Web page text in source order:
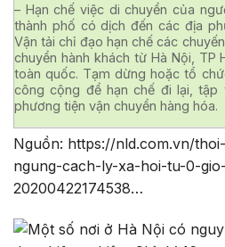
– Hạn chế việc di chuyển của
thành phố có dịch đến các địa
Vận tải chỉ đạo hạn chế các
chuyển hành khách từ Hà Nội, TP
toàn quốc. Tạm dừng hoặc tổ
công cộng để hạn chế đi lại,
phương tiện vận chuyển hàng hóa.
Nguồn: https://nld.com.vn/
ngung-cach-ly-xa-hoi-tu-0-
20200422174538…